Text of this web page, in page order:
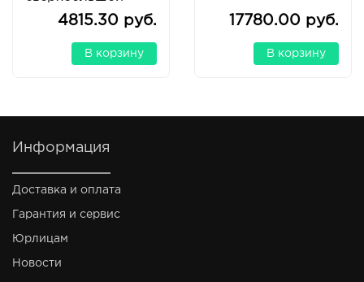
4815.30 руб.
В корзину
17780.00 руб.
В корзину
Информация
Доставка и оплата
Гарантия и сервис
Юрлицам
Новости